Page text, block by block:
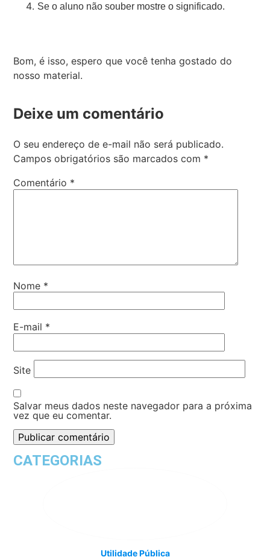
Se o aluno não souber mostre o significado.
Bom, é isso, espero que você tenha gostado do
nosso material.
Deixe um comentário
O seu endereço de e-mail não será publicado.
Campos obrigatórios são marcados com *
Comentário *
Nome *
E-mail *
Site
Salvar meus dados neste navegador para a próxima
vez que eu comentar.
CATEGORIAS
Utilidade Pública